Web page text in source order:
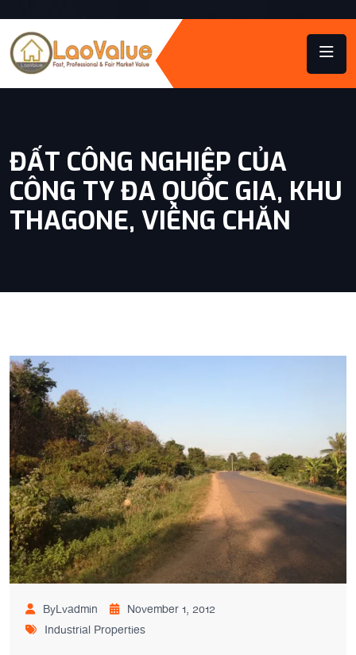
ĐẤT CÔNG NGHIỆP CỦA
CÔNG TY ĐA QUỐC GIA, KHU
THAGONE, VIÊNG CHĂN
ByLvadmin
November 1, 2012
Industrial Properties